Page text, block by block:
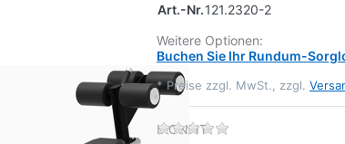
Art.-Nr.121.2320-2
Weitere Optionen:
Buchen Sie Ihr Rundum-
* Preise zzgl. MwSt., zzgl.
IRONFIT Zu diesem